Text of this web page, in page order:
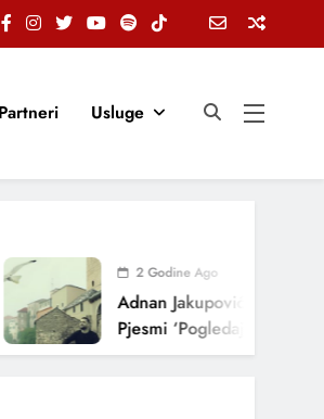
Partneri Usluge
2 Godine Ago
Adnan Jakupović Donosi
Pjesmi ‘Pogledaj Me’